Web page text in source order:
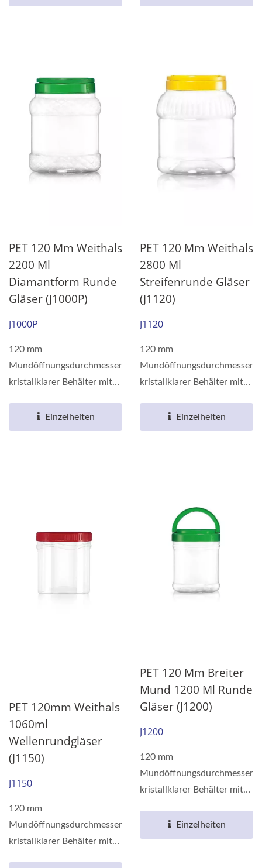
PET 120 Mm Weithals
2200 Ml
Diamantform Runde
Gläser (J1000P)
J1000P
120 mm
Mundöffnungsdurchmesser
kristallklarer Behälter mit
hergestellt...Einzelheiten
PET 120 Mm Weithals
2800 Ml
Streifenrunde Gläser
(J1120)
J1120
120 mm
Mundöffnungsdurchmesser
kristallklarer Behälter mit
hergestellt...Einzelheiten
PET 120mm Weithals
1060ml
Wellenrundgläser
(J1150)
J1150
120 mm
Mundöffnungsdurchmesser
kristallklarer Behälter mit
PET 120 Mm Breiter
Mund 1200 Ml Runde
Gläser (J1200)
J1200
120 mm
Mundöffnungsdurchmesser
kristallklarer Behälter mit
hergestellt...Einzelheiten